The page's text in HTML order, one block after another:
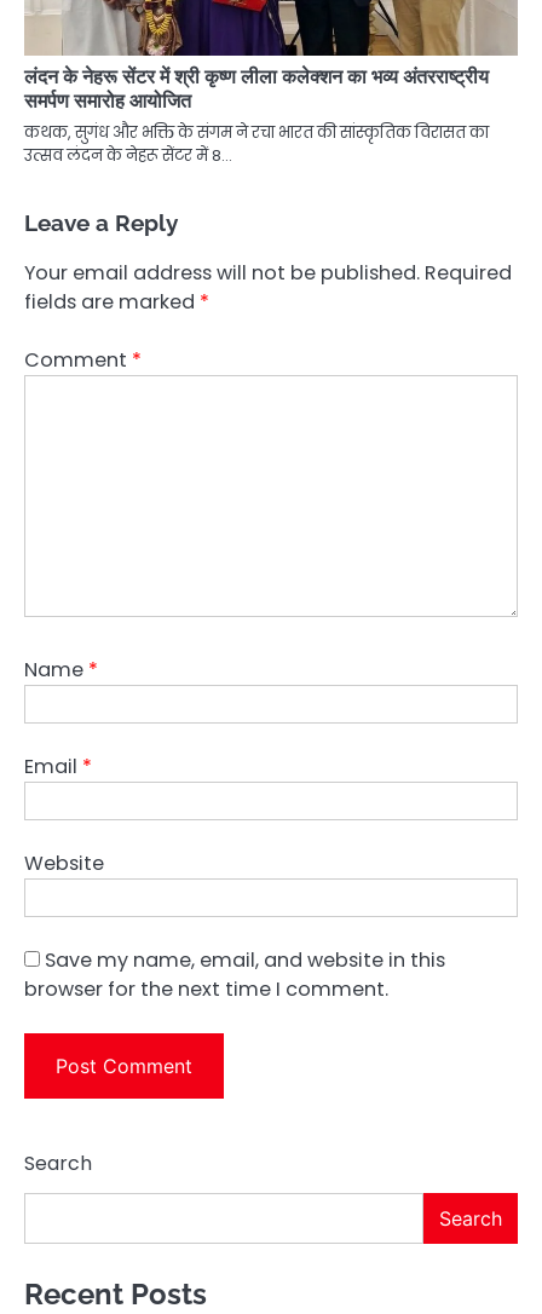
लंदन के नेहरू सेंटर में श्री कृष्ण लीला कलेक्शन का भव्य अंतरराष्ट्रीय
समर्पण समारोह आयोजित
कथक, सुगंध और भक्ति के संगम ने रचा भारत की सांस्कृतिक विरासत का
उत्सव लंदन के नेहरू सेंटर में 8…
Leave a Reply
Your email address will not be published. Required
fields are marked *
Comment *
Name *
Email *
Website
Save my name, email, and website in this
browser for the next time I comment.
Search
Search
Recent Posts